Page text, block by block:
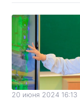
20 июня 2024 16:13